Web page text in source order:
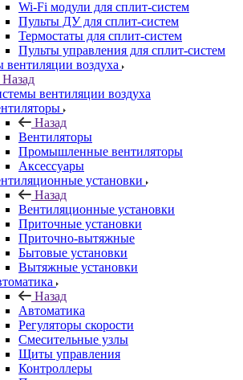
Wi-Fi модули для сплит-систем
Пульты ДУ для сплит-систем
Термостаты для сплит-систем
Пульты управления для сплит-систем
вентиляции воздуха
Назад
вентиляции воздуха
Назад
Вентиляторы
Промышленные вентиляторы
Аксессуары
установки
Назад
Вентиляционные установки
Приточные установки
Приточно-вытяжные
Бытовые установки
Вытяжные установки
Назад
Автоматика
Регуляторы скорости
Смесительные узлы
Щиты управления
Контроллеры